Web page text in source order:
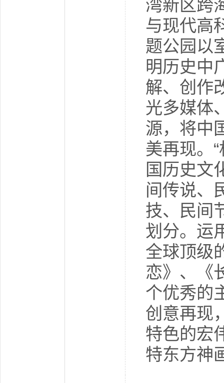
湾新区跨
与现代高
题公园以
明历史中
解、创作
光多媒体
源，将中
美再现。
国历史文
间传说、
技、民间
划分。运
全球顶级
恋》、《
个优秀的
创意再现
特色的宏
特东方神